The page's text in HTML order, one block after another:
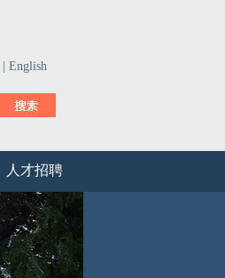
English
人才招聘